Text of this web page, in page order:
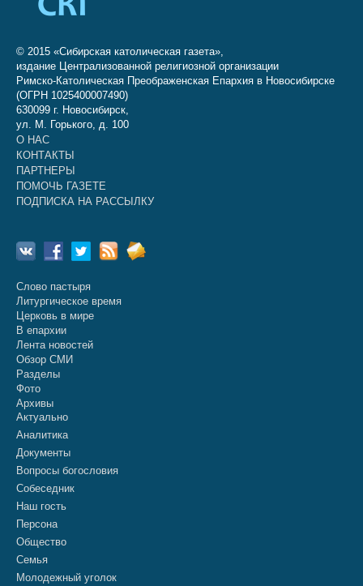
© 2015 «Сибирская католическая газета»,
издание Централизованной религиозной организации
Римско-Католическая Преображенская Епархия в Новосибирске
(ОГРН 1025400007490)
630099 г. Новосибирск,
ул. М. Горького, д. 100
О НАС
КОНТАКТЫ
ПАРТНЕРЫ
ПОМОЧЬ ГАЗЕТЕ
ПОДПИСКА НА РАССЫЛКУ
Слово пастыря
Литургическое время
Церковь в мире
В епархии
Лента новостей
Обзор СМИ
Разделы
Фото
Архивы
Актуально
Аналитика
Документы
Вопросы богословия
Собеседник
Наш гость
Персона
Общество
Семья
Молодежный уголок